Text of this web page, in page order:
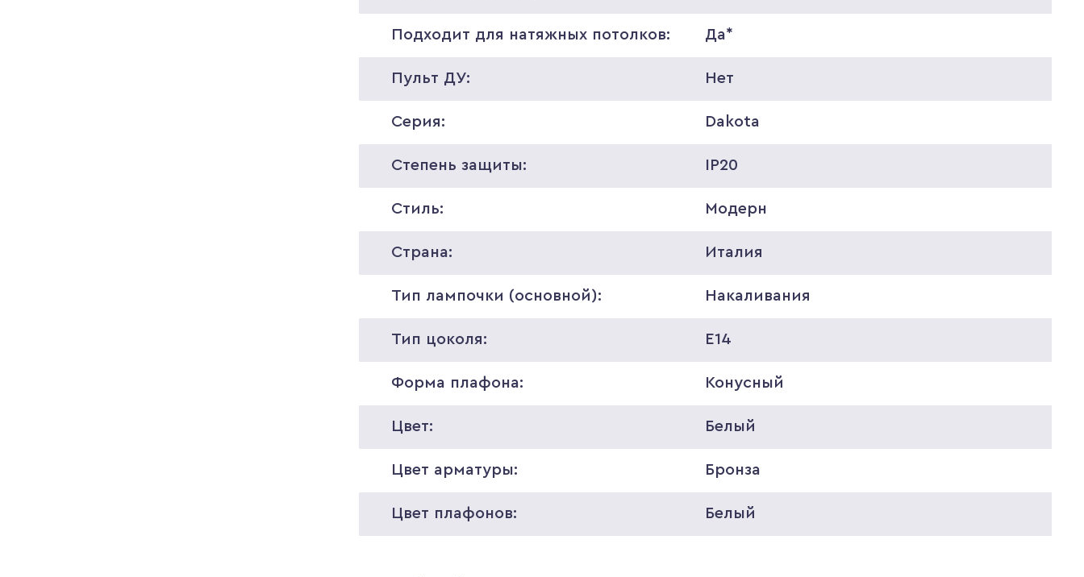
Подходит для натяжных потолков: Да*
Пульт ДУ: Нет
Серия: Dakota
Степень защиты: IP20
Стиль: Модерн
Страна: Италия
Тип лампочки (основной): Накаливания
Тип цоколя: E14
Форма плафона: Конусный
Цвет: Белый
Цвет арматуры: Бронза
Цвет плафонов: Белый